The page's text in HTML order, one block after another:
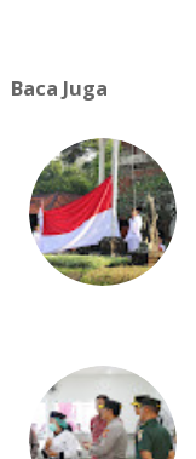
Baca Juga